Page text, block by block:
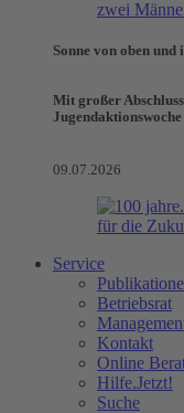
Sonne von oben und
Mit großer
09.07.2026
Service
Betriebsrat
Kontakt
Online
Hilfe.Jetzt!
Suche